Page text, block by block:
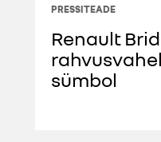
PRESSITEADE
Renault
sümbol